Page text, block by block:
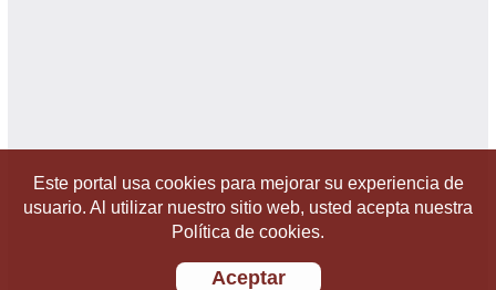
Este portal usa cookies para mejorar su experiencia de
usuario. Al utilizar nuestro sitio web, usted acepta nuestra
Política de cookies.
Aceptar